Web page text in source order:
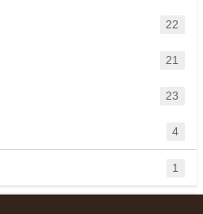
22
21
23
4
1